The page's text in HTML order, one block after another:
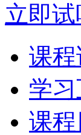
立即试
课
学
课